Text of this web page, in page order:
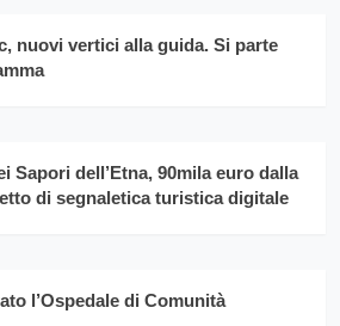
nuovi vertici alla guida. Si parte
Sapori dell’Etna, 90mila euro dalla
di segnaletica turistica digitale
l’Ospedale di Comunità